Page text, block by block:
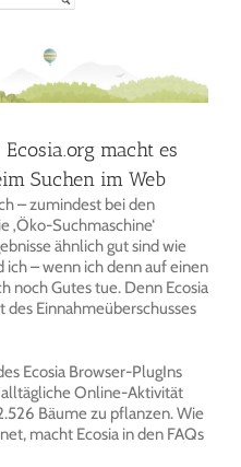
macht es
Suchen im Web
– zumindest bei den
‚Öko-Suchmaschine‘
ähnlich gut sind wie
– wenn ich denn auf einen
noch Gutes tue. Denn Ecosia
Einnahmeüberschusses
Ecosia Browser-PlugIns
alltägliche Online-Aktivität
Bäume zu pflanzen. Wie
macht Ecosia in den FAQs